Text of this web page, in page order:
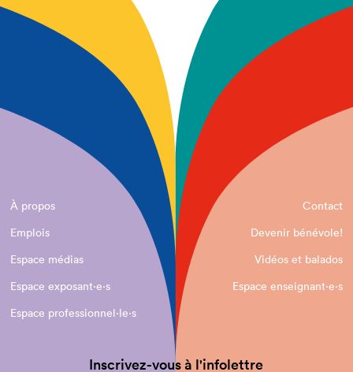
À propos
Contact
Emplois
Devenir bénévole!
Espace médias
Vidéos et balados
Espace exposant·e⋅s
Espace enseignant·e⋅s
Espace professionnel·le⋅s
Inscrivez-vous à l'infolettre